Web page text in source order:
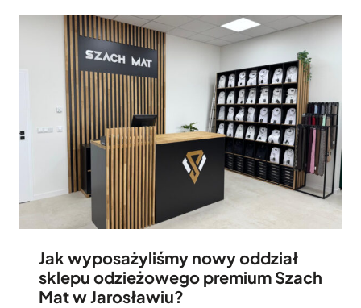
Jak wyposażyliśmy nowy oddział
sklepu odzieżowego premium Szach
Mat w Jarosławiu?